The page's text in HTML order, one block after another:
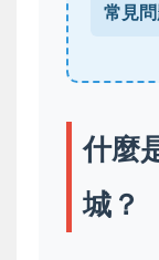
常見
什麼
城？